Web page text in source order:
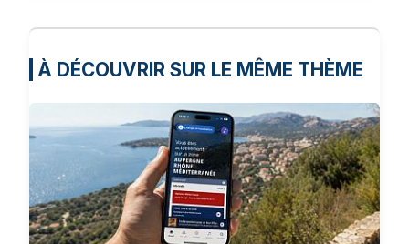
À DÉCOUVRIR SUR LE MÊME THÈME